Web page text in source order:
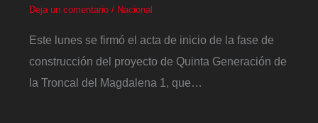
Deja un comentario / Nacional
Este lunes se firmó el acta de inicio de la fase de
construcción del proyecto de Quinta Generación de
la Troncal del Magdalena 1, que…